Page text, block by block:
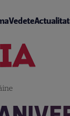
Vedete